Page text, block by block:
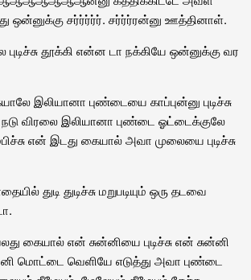
ஒன்னுக்கு சர்ர்ர்ர்ர். சர்ர்ர்ரன்னு ஊத்தினாள்.
தூக்கி என்ன டா நக்கியே ஒன்னுக்கு வர
இலியானா புண்டையை காப்புன்னு புடிச்சு
விரலை இலியானா புண்டை ஓட்டைக்குலே
என் இடது கையால் அவா முலையை புடிச்சு
துடி துடிச்சு மறுபடியும் ஒரு தடவை
கையால் என் சுன்னியை புடிச்சு என் சுன்னி
மொட்டை வெளியே எடுத்து அவா புண்டை